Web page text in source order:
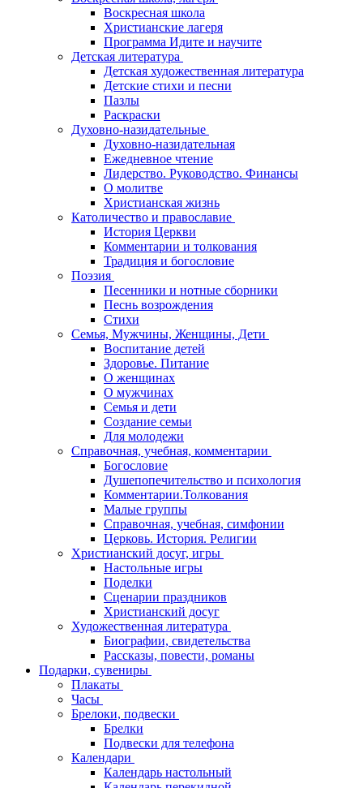
Воскресная школа
Христианские лагеря
Программа Идите и научите
Детская литература
Детская художественная литература
Детские стихи и песни
Пазлы
Раскраски
Духовно-назидательные
Духовно-назидательная
Ежедневное чтение
Лидерство. Руководство. Финансы
О молитве
Христианская жизнь
Католичество и православие
История Церкви
Комментарии и толкования
Традиция и богословие
Поэзия
Песенники и нотные сборники
Песнь возрождения
Стихи
Семья, Мужчины, Женщины, Дети
Воспитание детей
Здоровье. Питание
О женщинах
О мужчинах
Семья и дети
Создание семьи
Для молодежи
Справочная, учебная, комментарии
Богословие
Душепопечительство и психология
Комментарии.Толкования
Малые группы
Справочная, учебная, симфонии
Церковь. История. Религии
Христианский досуг, игры
Настольные игры
Поделки
Сценарии праздников
Христианский досуг
Художественная литература
Биографии, свидетельства
Рассказы, повести, романы
Подарки, сувениры
Плакаты
Часы
Брелоки, подвески
Брелки
Подвески для телефона
Календари
Календарь настольный